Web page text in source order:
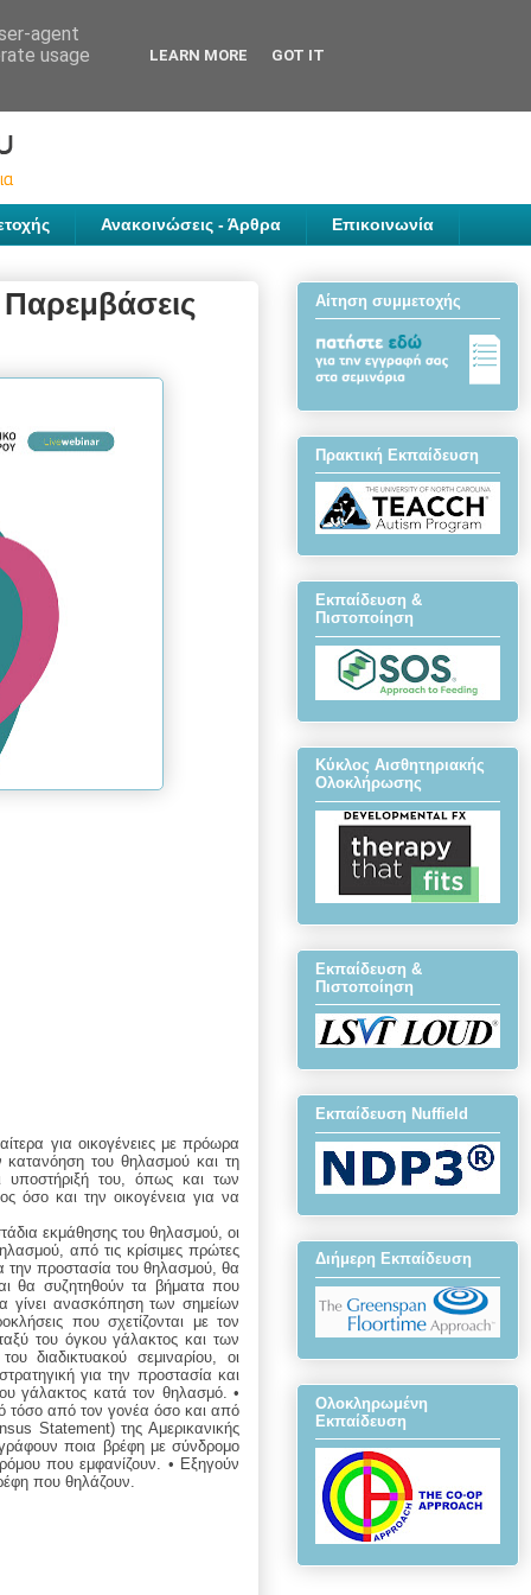
Ανακοινώσεις - Άρθρα Επικοινωνία
για οικογένειες με πρόωρα
κατανόηση του θηλασμού και τη
υποστήριξή του, όπως και των
όσο και την οικογένεια για να
εκμάθησης του θηλασμού, οι
από τις κρίσιμες πρώτες
την προστασία του θηλασμού, θα
θα συζητηθούν τα βήματα που
γίνει ανασκόπηση των σημείων
που σχετίζονται με τον
του όγκου γάλακτος και των
διαδικτυακού σεμιναρίου, οι
για την προστασία και
γάλακτος κατά τον θηλασμό. •
τόσο από τον γονέα όσο και από
Statement) της Αμερικανικής
ποια βρέφη με σύνδρομο
που εμφανίζουν. • Εξηγούν
που θηλάζουν.
Αίτηση συμμετοχής
Πρακτική Εκπαίδευση
Εκπαίδευση &
Πιστοποίηση
Κύκλος Αισθητηριακής
Ολοκλήρωσης
Εκπαίδευση &
Πιστοποίηση
Εκπαίδευση Nuffield
Διήμερη Εκπαίδευση
Ολοκληρωμένη
Εκπαίδευση
agent
usage
LEARN MORE GOT IT